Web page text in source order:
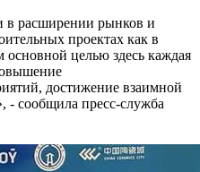
в расширении рынков и
проектах как в
целью здесь каждая
достижение взаимной
- сообщила пресс-служба